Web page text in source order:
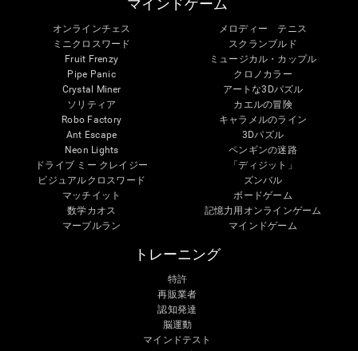
マインドゲーム
オンラインチェス
ミニクロスワード
Fruit Frenzy
Pipe Panic
Crystal Miner
ソリティア
Robo Factory
Ant Escape
Neon Lights
ドライブ ミー クレイジー
ビジュアルクロスワード
マッチイット
数学カオス
マーブルラン
メロディー テニス
スクランブルド
ミュージカル・カップル
クロノカラー
アートな3Dパズル
カエルの冒険
キャラメルのライン
3Dパズル
ペンギンの迷路
「ディジット」
ズンバル
ボードゲーム
記憶力用オンラインゲーム
マインドゲーム
トレーニング
特許
再販業者
認知発達
脳運動
マインドテスト